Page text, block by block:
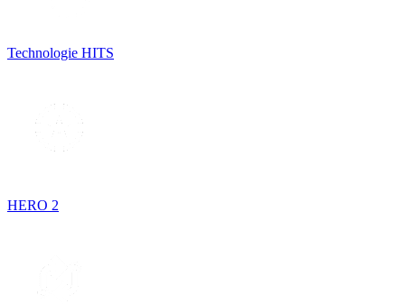
Technologie HITS
HERO 2